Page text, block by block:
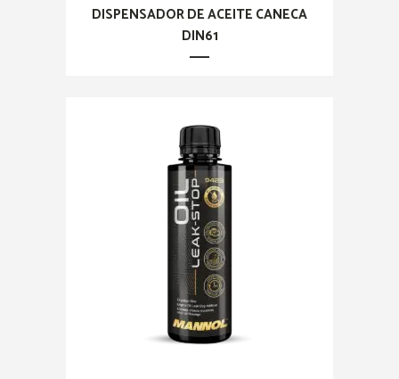
DISPENSADOR DE ACEITE CANECA
DIN61